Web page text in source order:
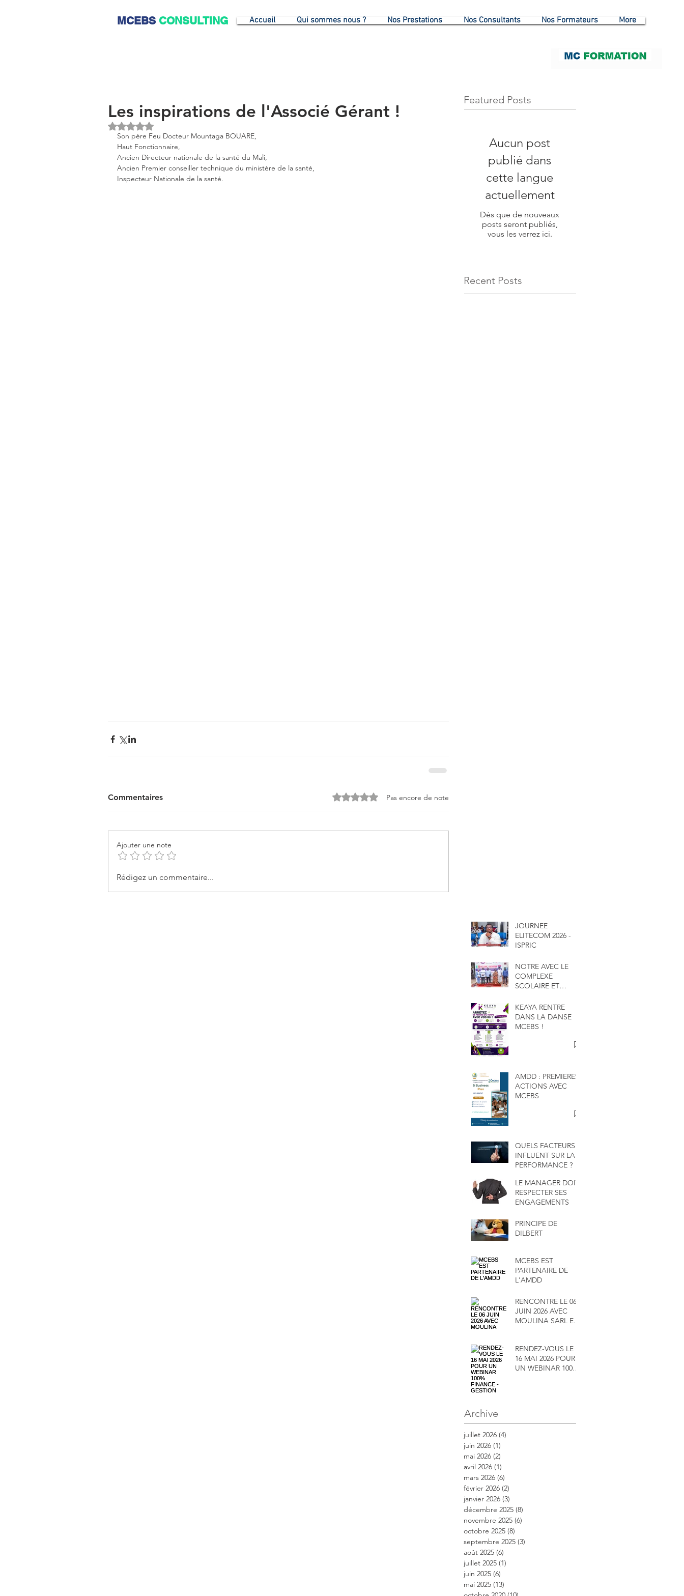
MCEBS CONSULTING Accueil Qui sommes nous ? Nos Prestations Nos Consultants Nos Formateurs More
Les inspirations de l'Associé Gérant !
Noté NaN étoiles sur 5.
Son père Feu Docteur Mountaga BOUARE,
Haut Fonctionnaire,
Ancien Directeur nationale de la santé du Mali,
Ancien Premier conseiller technique du ministère de la santé,
Inspecteur Nationale de la santé.
Commentaires Noté 0 étoile sur 5.Pas encore de note
Ajouter une note
Rédigez un commentaire...
Featured Posts
Aucun post
publié dans
cette langue
actuellement
Dès que de nouveaux
posts seront publiés,
vous les verrez ici.
Recent Posts
JOURNEE
ELITECOM 2026 -
ISPRIC
NOTRE AVEC LE
COMPLEXE
SCOLAIRE ET
GAKOU
KEAYA RENTRE
DANS LA DANSE
MCEBS !
AMDD : PREMIERES
ACTIONS AVEC
MCEBS
QUELS FACTEURS
INFLUENT SUR LA
PERFORMANCE ?
LE MANAGER DOIT
RESPECTER SES
ENGAGEMENTS
PRINCIPE DE
DILBERT
MCEBS EST
PARTENAIRE DE
L'AMDD
RENCONTRE LE 06
JUIN 2026 AVEC
MOULINA SARL ET
MAÏMOUNA
SALAMENTA
RENDEZ-VOUS LE
16 MAI 2026 POUR
UN WEBINAR 100%
Archive
juillet 2026 (4)
juin 2026 (1)
mai 2026 (2)
avril 2026 (1)
mars 2026 (6)
février 2026 (2)
janvier 2026 (3)
décembre 2025 (8)
novembre 2025 (6)
octobre 2025 (8)
septembre 2025 (3)
août 2025 (6)
juillet 2025 (1)
juin 2025 (6)
mai 2025 (13)